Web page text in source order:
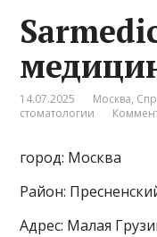
14.07.2025 Москва,
стоматологии
город: Москва
Район:
Адрес: Малая